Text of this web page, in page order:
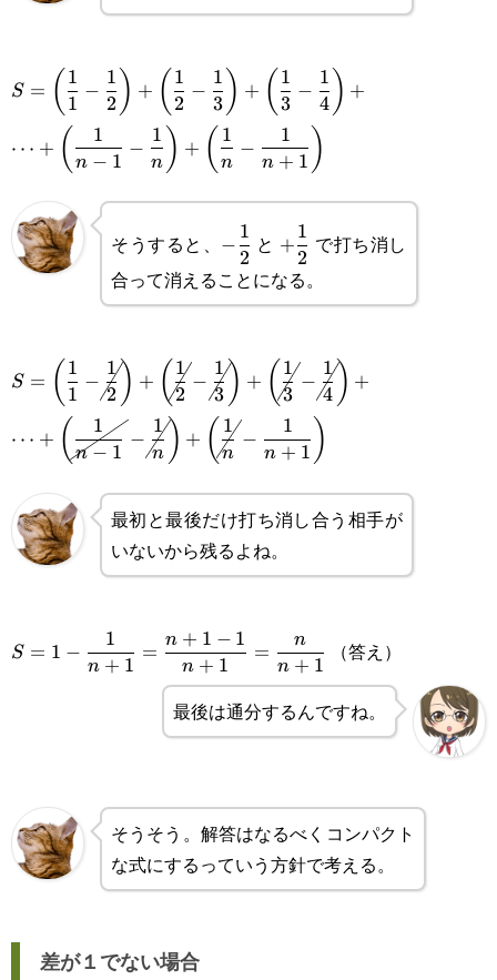
\displaystyle
S=\left(\frac{1}{1}-
\frac{1}
{2}-\frac{1}
{3}\right)+\left(\frac{1}
{3}-\frac{1}{4}\right)+
S = ( 1
1
−
2
1 ) + ( 2
1
−
3
1 ) + ( 3
1
−
4
1 ) +
\displaystyle\cdots+\left(\frac{1}
{n-1}-\frac{1}
{n}\right)+\left(\frac{1}{n}-
\frac{1}{n+1}\right)
⋯ + ( n − 1
1
−
n
1 ) + ( n
1
−
n + 1
1 )
そうすると、
\displaystyle
-\frac{1}{2}
−
2
1 と
+\displaystyle\frac{1}
{2}
+
2
1 で打ち消し
合って消えることになる。
\displaystyle S=\left(\frac{1}{1}-
\cancel{\frac{1}
{2}}\right)+\left(\cancel{\frac{1}
{3}}\right)+\left(\cancel{\frac{1}
{3}}-\cancel{\frac{1}{4}}\right)+
S = ( 1
1
−
2
1) + (2
1
−
3
1) + (3
1
−
4
1) +
\displaystyle\cdots+\left(\cancel{\frac{1}
{n-1}}-\cancel{\frac{1}
{n}}\right)+\left(\cancel{\frac{1}{n}}-
\frac{1}{n+1}\right)
⋯ + ( n − 1
1
−
n
1) + (n
1
−
n + 1
1 )
最初と最後だけ打ち消し合う相手が
いないから残るよね。
\displaystyle S=1-
{n+1}=\frac{n+1-
S = 1 −
n + 1
1
=
n + 1
n + 1 − 1
=
n + 1
n （答え）
最後は通分するんですね。
そうそう。解答はなるべくコンパクト
な式にするっていう方針で考える。
差が１でない場合